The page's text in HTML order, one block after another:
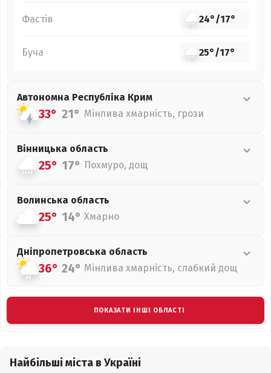
Фастів 24°/17°
Буча 25°/17°
Автономна Республіка Крим
33° 21° Мінлива хмарність, грози
Вінницька область
25° 17° Похмуро, дощ
Волинська область
25° 14° Хмарно
Дніпропетровська область
36° 24° Мінлива хмарність, слабкий дощ
ПОКАЗАТИ ІНШІ ОБЛАСТІ
Найбільші міста в Україні